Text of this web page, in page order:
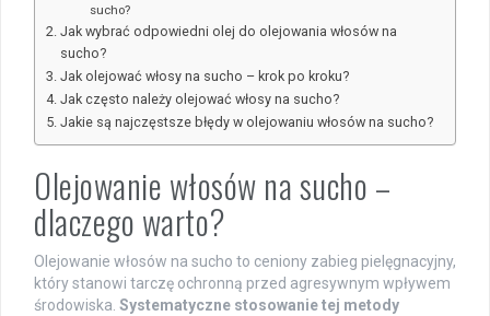
sucho?
Jak wybrać odpowiedni olej do olejowania włosów na
sucho?
Jak olejować włosy na sucho – krok po kroku?
Jak często należy olejować włosy na sucho?
Jakie są najczęstsze błędy w olejowaniu włosów na sucho?
Olejowanie włosów na sucho –
dlaczego warto?
Olejowanie włosów na sucho to ceniony zabieg pielęgnacyjny,
który stanowi tarczę ochronną przed agresywnym wpływem
środowiska. Systematyczne stosowanie tej metody